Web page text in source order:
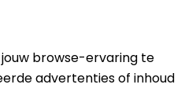
op of kom langs in één van
passen en staan onze
browse-ervaring te
advertenties of inhoud